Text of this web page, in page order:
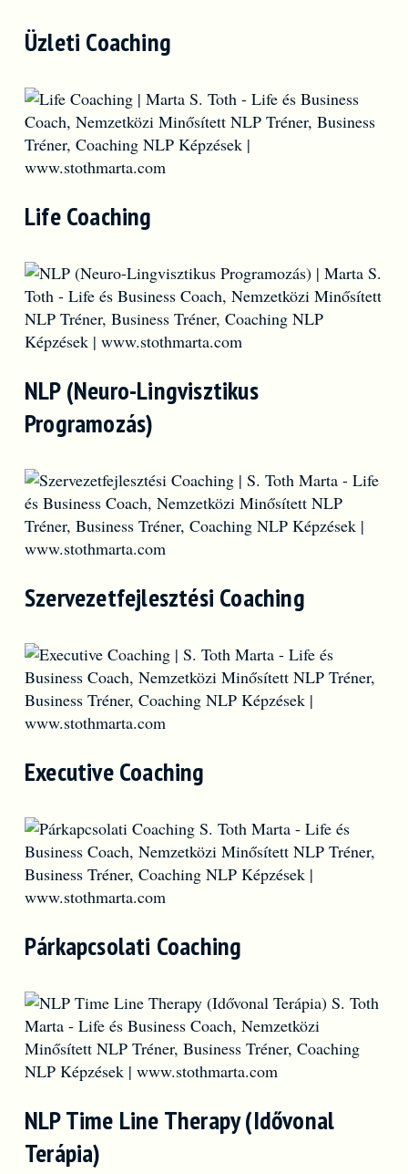
Üzleti Coaching
Life Coaching
NLP (Neuro-Lingvisztikus
Programozás)
Szervezetfejlesztési Coaching
Executive Coaching
Párkapcsolati Coaching
NLP Time Line Therapy (Idővonal
Terápia)